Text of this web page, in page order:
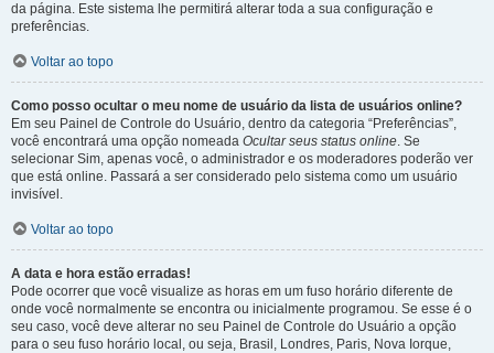
da página. Este sistema lhe permitirá alterar toda a sua configuração e
preferências.
Voltar ao topo
Como posso ocultar o meu nome de usuário da lista de usuários online?
Em seu Painel de Controle do Usuário, dentro da categoria “Preferências”,
você encontrará uma opção nomeada Ocultar seus status online. Se
selecionar Sim, apenas você, o administrador e os moderadores poderão ver
que está online. Passará a ser considerado pelo sistema como um usuário
invisível.
Voltar ao topo
A data e hora estão erradas!
Pode ocorrer que você visualize as horas em um fuso horário diferente de
onde você normalmente se encontra ou inicialmente programou. Se esse é o
seu caso, você deve alterar no seu Painel de Controle do Usuário a opção
para o seu fuso horário local, ou seja, Brasil, Londres, Paris, Nova Iorque,